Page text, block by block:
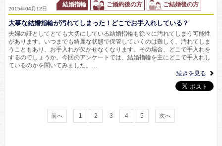
2015年04月12日
結婚指輪 ご婚約後の方 ご結婚後の方
大事な結婚指輪が汚れてしまった！どこでお手入れしている？
夫婦の証としてとても大切にしている結婚指輪も徐々に汚れてしまう可能性
があります。いつまでも綺麗な状態で保管していくのは難しく、汚れてしま
うこともあり、お手入れが欠かせなくなります。その場合、どこで手入れを
するのでしょうか。今回のアンケートでは、結婚指輪を主にどこで手入れし
ているのかを聞いてみました。…
続きを見る
前へ 1 2 3 4 5 次へ